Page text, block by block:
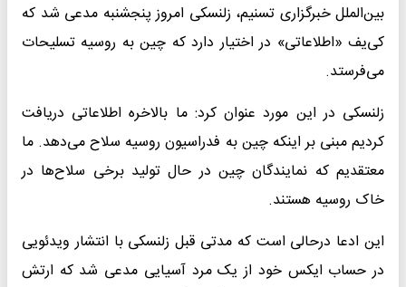
بین‌الملل خبرگزاری تسنیم، زلنسکی امروز پنجشنبه مدعی شد که
کی‌یف «اطلاعاتی» در اختیار دارد که چین به روسیه تسلیحات
می‌فرستد.
زلنسکی در این مورد عنوان کرد: ما بالاخره اطلاعاتی دریافت
کردیم مبنی بر اینکه چین به فدراسیون روسیه سلاح می‌دهد. ما
معتقدیم که نمایندگان چین در حال تولید برخی سلاح‌ها در
خاک روسیه هستند.
این ادعا درحالی است که مدتی قبل زلنسکی با انتشار ویدئویی
در حساب ایکس خود از یک مرد آسیایی مدعی شد که ارتش